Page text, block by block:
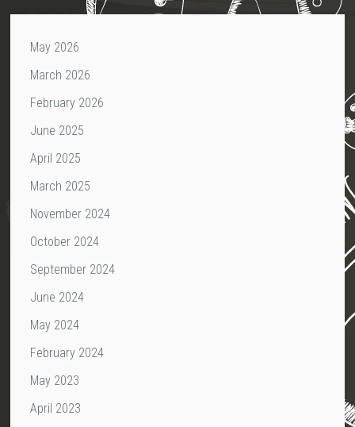
May 2026
March 2026
February 2026
June 2025
April 2025
March 2025
November 2024
October 2024
September 2024
June 2024
May 2024
February 2024
May 2023
April 2023